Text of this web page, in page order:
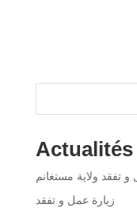
Actualités
و تفقد ولاية مستغانم
زيارة عمل و تفقد